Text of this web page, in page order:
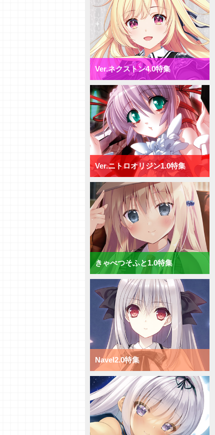
【デッキ紹介】 アイテム強化で
攻防一体！ パープルソフトウェ
ア2.0 ミックス宙単デッキ
【デッキ紹介】相打ち戦法でガン
ガン攻めろ！ パープルソフトウ
ェア2.0 ミックス日単デッキ
【研究員イチオシカード紹介
Vol.72】ネクストン4.0【初心者
向け】
【研究員イチオシカード紹介
Vol.71】ネクストン4.0【初心者
向け】
【デッキ紹介】AP強化と連続攻
撃で決めろ！ ネクストン4.0 ミ
ックス日単デッキ
【デッキ紹介】手札宣言能力で牽
制せよ！ ネクストン4.0 ミッ
クス宙単デッキ
【デッキ紹介】行動制限と速攻で
勝負を決めろ！ ネクストン
4.0 ミックス花単デッキ
【デッキ紹介】２種類の新エリア
を使い分けろ！ ネクストン4.0
ミックス月単デッキ
【デッキ紹介】[T]能力を活かし
て、バトルを制せ！ ネクストン
4.0 ミックス雪単デッキ
【研究員イチオシカード紹介
Vol.70】ニトロオリジン1.0【初
心者向け】
【研究員イチオシカード紹介
Vol.69】ニトロオリジン1.0【初
心者向け】
【研究員イチオシカード紹介
Vol.68】ニトロオリジン1.0【初
心者向け】
【研究員イチオシカード紹介
Vol.67】ニトロオリジン1.0【初
心者向け】
【研究員イチオシカード紹介
Vol.66】ニトロオリジン1.0【初
心者向け】
【デッキ紹介】小型キャラを全体
強化！ ニトロオリジン1.0 ミッ
クス日単デッキ
Ver.ネクストン4.0特集
Ver.ニトロオリジン1.0特集
きゃべつそふと1.0特集
Navel2.0特集